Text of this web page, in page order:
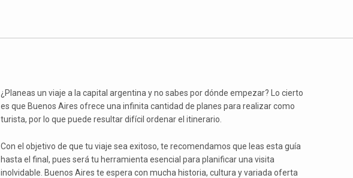
¿Planeas un viaje a la capital argentina y no sabes por dónde empezar? Lo cierto
es que Buenos Aires ofrece una infinita cantidad de planes para realizar como
turista, por lo que puede resultar difícil ordenar el itinerario.
Con el objetivo de que tu viaje sea exitoso, te recomendamos que leas esta guía
hasta el final, pues será tu herramienta esencial para planificar una visita
inolvidable. Buenos Aires te espera con mucha historia, cultura y variada oferta